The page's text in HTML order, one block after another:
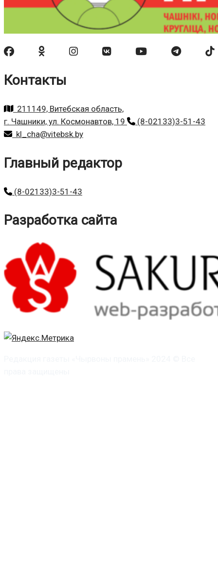
Контакты
211149, Витебская область,
г. Чашники, ул. Космонавтов, 19
(8-02133)3-51-43
kl_cha@vitebsk.by
Главный редактор
(8-02133)3-51-43
Разработка сайта